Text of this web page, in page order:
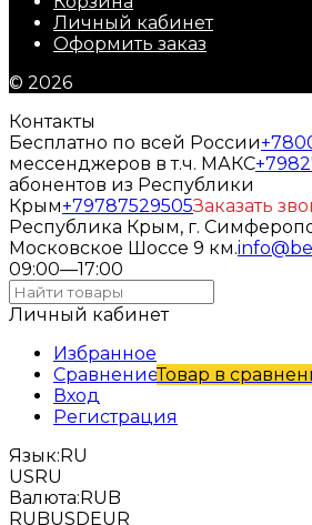
Личный кабинет
Оформить заказ
© 2026
Контакты
Бесплатно по всей России
мессенджеров в т.ч. МАКС
абонентов из Республики
Крым+79787529505Заказать
Республика Крым, г.
Московское Шоссе 9 км.
09:00—17:00
Личный кабинет
Избранное
СравнениеТовар в
Вход
Регистрация
Язык:RU
USRU
Валюта:RUB
RUBUSDEUR